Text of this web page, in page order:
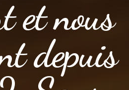
et nous
depuis